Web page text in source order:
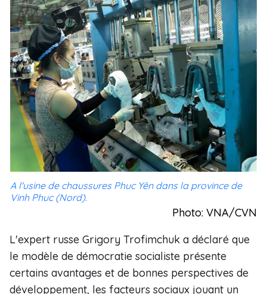
A l'usine de chaussures Phuc Yên dans la province de
Vinh Phuc (Nord).
Photo: VNA/CVN
L'expert russe Grigory Trofimchuk a déclaré que
le modèle de démocratie socialiste présente
certains avantages et de bonnes perspectives de
développement, les facteurs sociaux jouant un